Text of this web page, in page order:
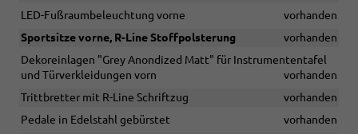
LED-Fußraumbeleuchtung vorne
vorhanden
Sportsitze vorne, R-Line Stoffpolsterung
vorhanden
Dekoreinlagen "Grey Anondized Matt" für Instrumententafel
und Türverkleidungen vorn
vorhanden
Trittbretter mit R-Line Schriftzug
vorhanden
Pedale in Edelstahl gebürstet
vorhanden